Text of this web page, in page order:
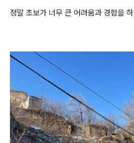
정말 초보가 너무 큰 어려움과 경험을